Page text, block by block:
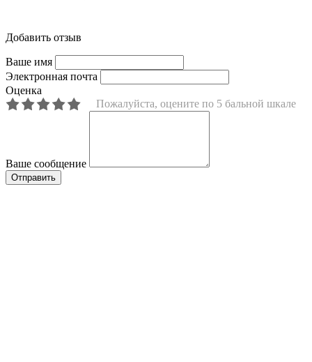
Добавить отзыв
Ваше имя
Электронная почта
Оценка
Пожалуйста, оцените по 5 бальной шкале
Ваше сообщение